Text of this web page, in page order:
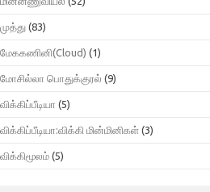
முத்து (83)
மேககணினி(Cloud) (1)
மோசில்லா பொதுக்குரல் (9)
விக்கிப்பீடியா (5)
விக்கிப்பீடியா:விக்கி மின்மினிகள் (3)
விக்கிமூலம் (5)